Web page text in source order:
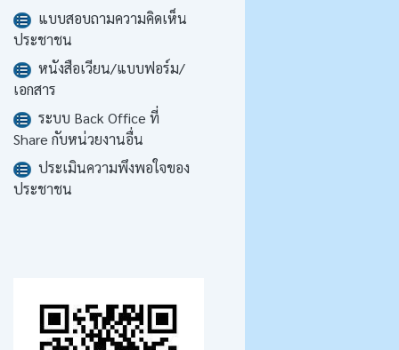
แบบสอบถามความคิดเห็น
ประชาชน
หนังสือเวียน/แบบฟอร์ม/
เอกสาร
ระบบ Back Office ที่
Share กับหน่วยงานอื่น
ประเมินความพึงพอใจของ
ประชาชน